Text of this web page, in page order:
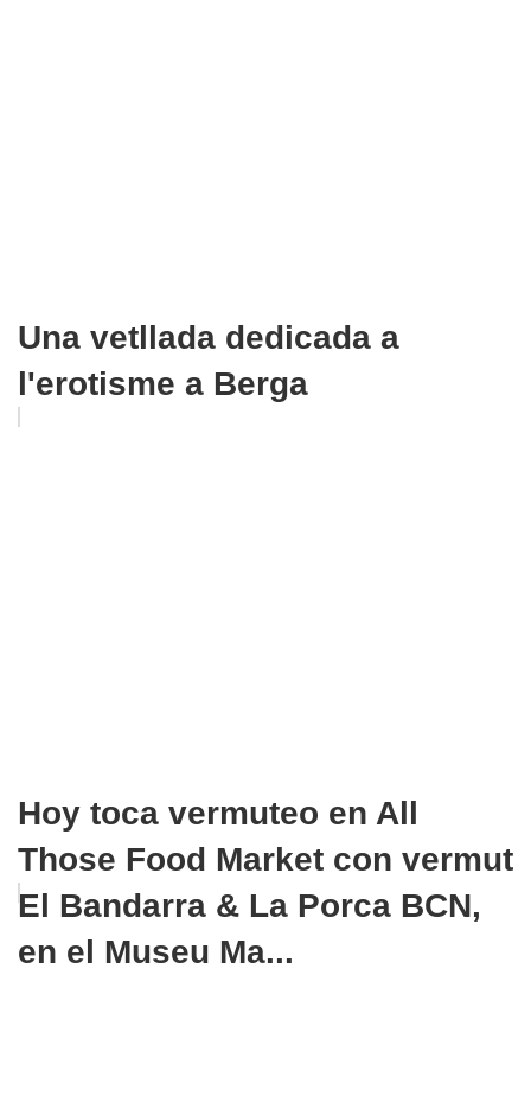
Una vetllada dedicada a
l'erotisme a Berga
Hoy toca vermuteo en All
Those Food Market con vermut
El Bandarra & La Porca BCN,
en el Museu Ma...